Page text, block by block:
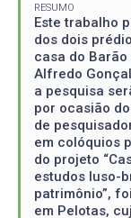
RESUMO
Este trabalho
dos dois
casa do
Alfredo
a pesquisa
por ocasião
de
em colóquios
do projeto
estudos luso-
patrimônio”,
em Pelotas,